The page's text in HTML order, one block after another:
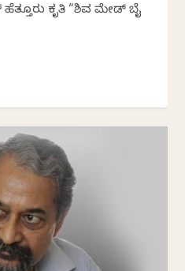
ಕೃತಿ “ಶಿವ ಮೇಡ್‌ ಬೈ